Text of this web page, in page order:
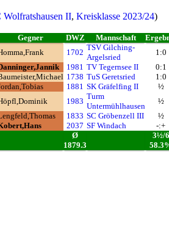
Wolfratshausen II, Kreisklasse 2023/24)
Gegner DWZ Mannschaft
1702
TSV Gilching-
Argelsried
1:0
1981 TV Tegernsee II
0:1
1738 TuS Geretsried
1:0
1881 SK Gräfelfing II
½
1983
Turm
Untermühlhausen
½
1833 SC Gröbenzell III
½
2037 SF Windach
-:+
Ø
1879.3
3½/6